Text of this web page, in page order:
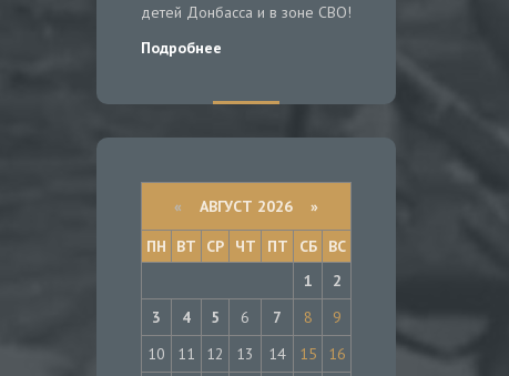
детей Донбасса и в зоне СВО!
Подробнее
« АВГУСТ 2026 »
ПН
ВТ СР ЧТ ПТ СБ
ВС
1
2
3
4 5 6 7 8
9
10
11 12 13 14 15
16